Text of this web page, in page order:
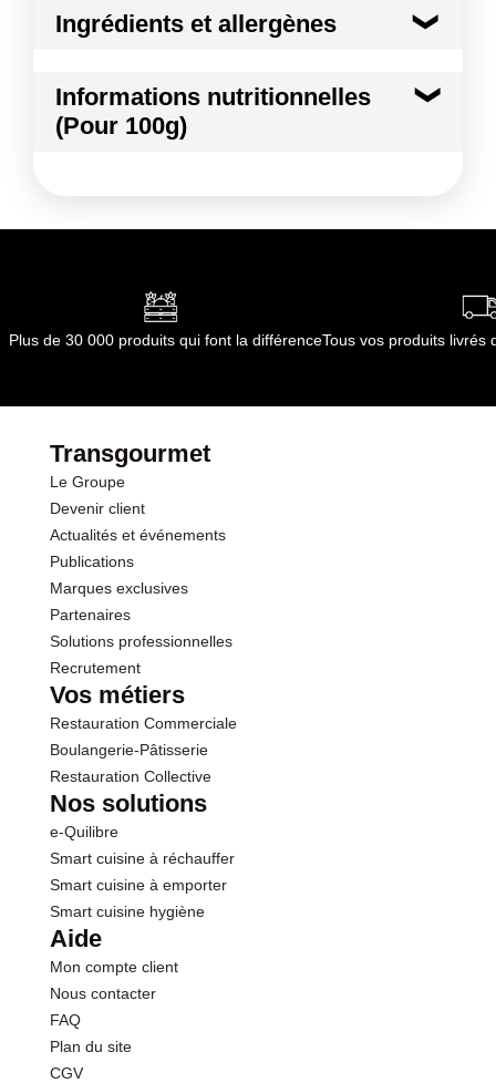
Ingrédients et allergènes
Tomate
Conformément aux informations transmises
Informations nutritionnelles
(Pour 100g)
Kilojoules 81 kj
dont Acides gras saturés 0.01 g
dont Sucres
Fibres
Protéines
Sel
Plus de 30 000 produits qui font la différenceTous vos produits livrés
Transgourmet
Le Groupe
Devenir client
Actualités et événements
Publications
Marques exclusives
Partenaires
Solutions professionnelles
Recrutement
Vos métiers
Restauration Commerciale
Boulangerie-Pâtisserie
Restauration Collective
Nos solutions
e-Quilibre
Smart cuisine à réchauffer
Smart cuisine à emporter
Smart cuisine hygiène
Aide
Mon compte client
Nous contacter
FAQ
Plan du site
CGV